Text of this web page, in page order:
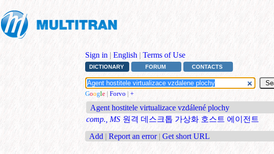
Sign in | English | Terms of Use
DICTIONARY FORUM CONTACTS
Google | Forvo | +
Agent hostitele virtualizace vzdálené plochy
comp., MS 원격 데스크톱 가상화 호스트 에이전트
Add | Report an error | Get short URL